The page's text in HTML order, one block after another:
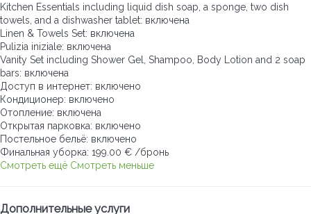
Kitchen Essentials including liquid dish soap, a sponge, two dish
towels, and a dishwasher tablet: включена
Linen & Towels Set: включена
Pulizia iniziale: включена
Vanity Set including Shower Gel, Shampoo, Body Lotion and 2 soap
bars: включена
Доступ в интернет: включено
Кондиционер: включено
Отопление: включена
Открытая парковка: включено
Постельное бельё: включено
Финальная уборка: 199.00 € /бронь
Смотреть ещё Смотреть меньше
Дополнительные услуги